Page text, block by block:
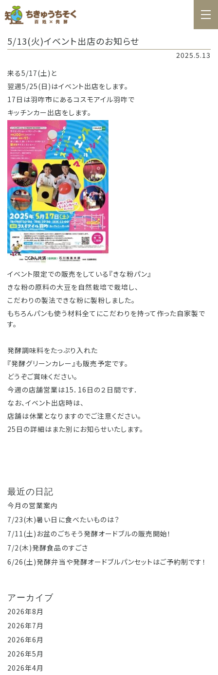
百姓日記
お知らせ
料理教室カレンダー
商品の購入
5/13(火)イベント出店のお知らせ
2025.5.13
来る5/17(土)と
翌週5/25(日)はイベント出店をします。
17日は羽咋市にあるコスモアイル羽咋で
キッチンカー出店をします。
イベント限定での販売をしている『きな粉パン』
きな粉の原料の大豆を自然栽培で栽培し、
こだわりの製法できな粉に製粉しました。
もちろんパンも使う材料全てにこだわりを持って作った自家製で
す。
発酵調味料をたっぷり入れた
『発酵グリーンカレー』も販売予定です。
どうぞご賞味ください。
今週の店舗営業は15．16日の２日間です．
なお、イベント出店時は、
店舗は休業となりますのでご注意ください。
25日の詳細はまた別にお知らせいたします。
最近の日記
今月の営業案内
7/23(木)暑い日に食べたいものは？
7/11(土)お盆のごちそう発酵オードブルの販売開始！
7/2(木)発酵食品のすごさ
6/26(土)発酵弁当や発酵オードブルパンセットはご予約制です！
アーカイブ
2026年8月
2026年7月
2026年6月
2026年5月
2026年4月